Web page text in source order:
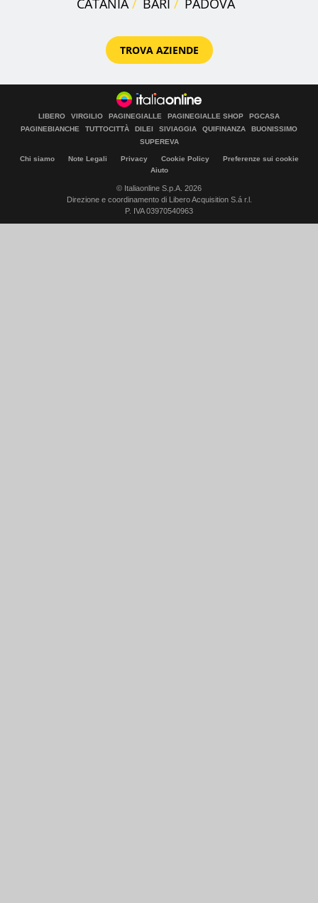
CATANIA
BARI PADOVA
TROVA AZIENDE
LIBERO VIRGILIO PAGINEGIALLE PAGINEGIALLE SHOP
PGCASA
PAGINEBIANCHE
TUTTOCITTÀ DILEI SIVIAGGIA QUIFINANZA
BUONISSIMO
SUPEREVA
Chi siamo Note Legali Privacy Cookie Policy
Preferenze sui cookie
Aiuto
© Italiaonline S.p.A. 2026
Direzione e coordinamento di Libero Acquisition S.á r.l.
P. IVA 03970540963